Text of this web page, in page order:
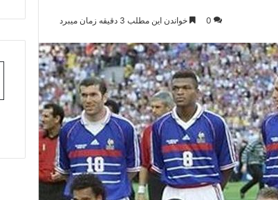
0 خواندن این مطلب 3 دقیقه زمان میبرد